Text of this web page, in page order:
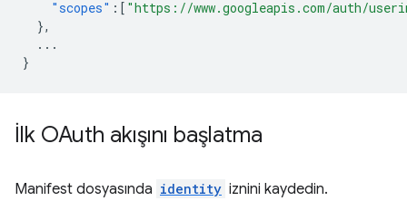
"scopes" :[ "https://www.googleapis.com/auth/
},
...
}
İlk OAuth akışını başlatma
Manifest dosyasında identity iznini kaydedin.